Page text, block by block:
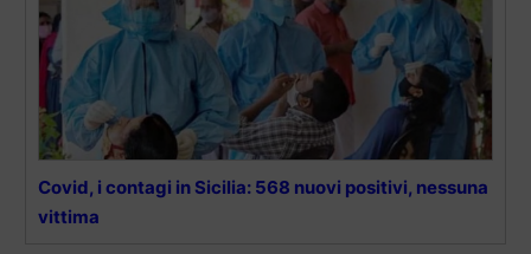
Covid, i contagi in Sicilia: 568 nuovi positivi, nessuna
vittima